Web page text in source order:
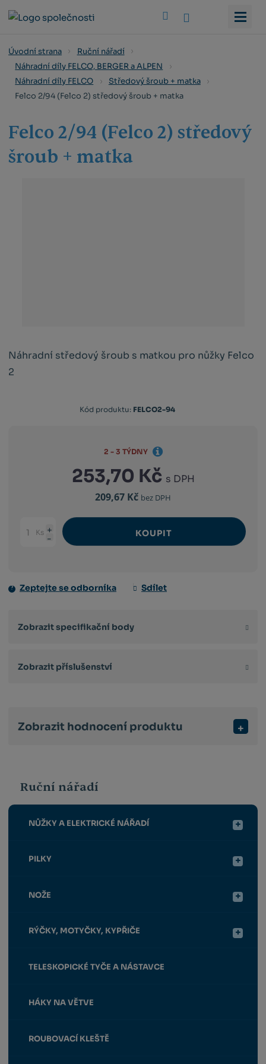
Úvodní strana
Ruční nářadí
Náhradní díly FELCO, BERGER a ALPEN
Náhradní díly FELCO
Středový šroub + matka
Felco 2/94 (Felco 2) středový šroub + matka
Felco 2/94 (Felco 2) středový
šroub + matka
Náhradní středový šroub s matkou pro nůžky Felco
2
Kód produktu: FELCO2-94
253,70 Kč s DPH
209,67 Kč bez DPH
2 - 3 TÝDNY
Změnit
Navýšit
Snížit
Ks KOUPIT
Zeptejte se odborníka Sdílet
Zobrazit specifikační body
Zobrazit příslušenství
Zobrazit hodnocení produktu
Ruční nářadí
NŮŽKY A ELEKTRICKÉ NÁŘADÍ
PILKY
NOŽE
RÝČKY, MOTYČKY, KYPŘIČE
TELESKOPICKÉ TYČE A NÁSTAVCE
HÁKY NA VĚTVE
ROUBOVACÍ KLEŠTĚ